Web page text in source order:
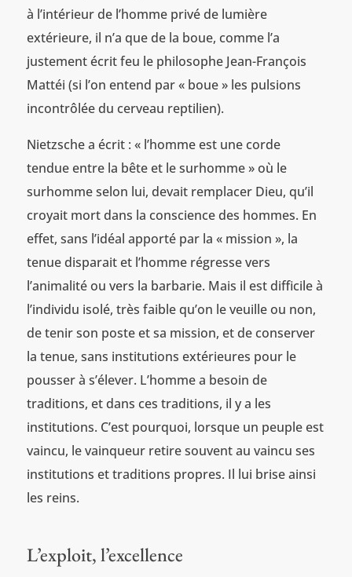
à l’intérieur de l’homme privé de lumière
extérieure, il n’a que de la boue, comme l’a
justement écrit feu le philosophe Jean-François
Mattéi (si l’on entend par « boue » les pulsions
incontrôlée du cerveau reptilien).
Nietzsche a écrit : « l’homme est une corde
tendue entre la bête et le surhomme » où le
surhomme selon lui, devait remplacer Dieu, qu’il
croyait mort dans la conscience des hommes. En
effet, sans l’idéal apporté par la « mission », la
tenue disparait et l’homme régresse vers
l’animalité ou vers la barbarie. Mais il est difficile à
l’individu isolé, très faible qu’on le veuille ou non,
de tenir son poste et sa mission, et de conserver
la tenue, sans institutions extérieures pour le
pousser à s’élever. L’homme a besoin de
traditions, et dans ces traditions, il y a les
institutions. C’est pourquoi, lorsque un peuple est
vaincu, le vainqueur retire souvent au vaincu ses
institutions et traditions propres. Il lui brise ainsi
les reins.
L’exploit, l’excellence